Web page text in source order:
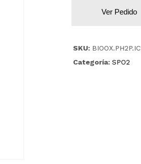
Ver Pedido
SKU:
Categoría: SPO2